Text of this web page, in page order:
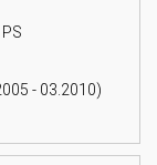
- 03.2010)